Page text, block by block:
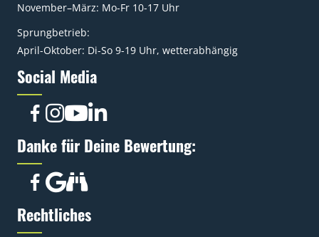
November–März: Mo-Fr 10-17 Uhr
Sprungbetrieb:
April-Oktober: Di-So 9-19 Uhr, wetterabhängig
Social Media
Danke für Deine Bewertung:
Rechtliches